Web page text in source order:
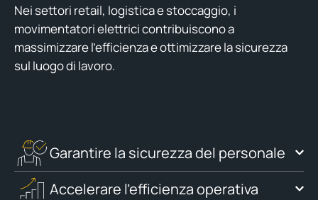
Nei settori retail, logisticae stoccaggio, i
movimentatorielettrici contribuiscono a
massimizzare l’efficienza e ottimizzare la sicurezza
sul luogo di lavoro.
Garantire la sicurezza del personale
Accelerare l’efficienza operativa